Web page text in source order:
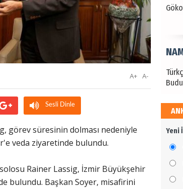
A-
A+
Sesli Dinle
görev süresinin dolması nedeniyle
veda ziyaretinde bulundu.
Rainer Lassig, İzmir Büyükşehir
bulundu. Başkan Soyer, misafirini
Yeni